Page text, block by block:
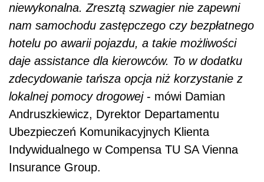
niewykonalna. Zresztą szwagier nie zapewni
nam samochodu zastępczego czy bezpłatnego
hotelu po awarii pojazdu, a takie możliwości
daje assistance dla kierowców. To w dodatku
zdecydowanie tańsza opcja niż korzystanie z
lokalnej pomocy drogowej- mówi Damian
Andruszkiewicz, Dyrektor Departamentu
Ubezpieczeń Komunikacyjnych Klienta
Indywidualnego w Compensa TU SA Vienna
Insurance Group.